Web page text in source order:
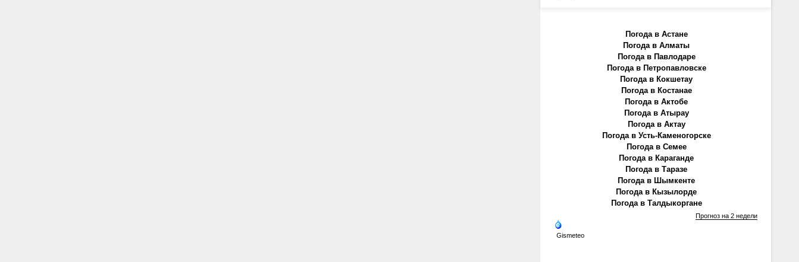
Погода в Астане
Погода в Алматы
Погода в Павлодаре
Погода в Петропавловске
Погода в Кокшетау
Погода в Костанае
Погода в Актобе
Погода в Атырау
Погода в Актау
Погода в Усть-Каменогорске
Погода в Семее
Погода в Караганде
Погода в Таразе
Погода в Шымкенте
Погода в Кызылорде
Погода в Талдыкоргане
Gismeteo
Прогноз на 2 недели